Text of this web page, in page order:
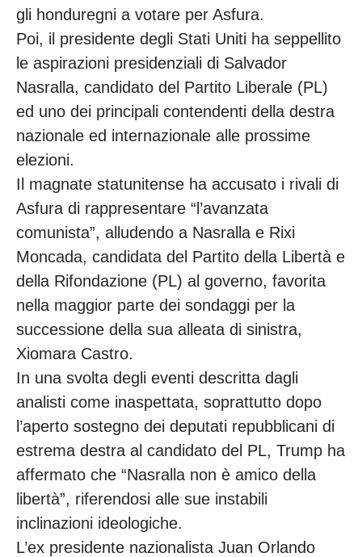
gli honduregni a votare per Asfura.
Poi, il presidente degli Stati Uniti ha seppellito
le aspirazioni presidenziali di Salvador
Nasralla, candidato del Partito Liberale (PL)
ed uno dei principali contendenti della destra
nazionale ed internazionale alle prossime
elezioni.
Il magnate statunitense ha accusato i rivali di
Asfura di rappresentare “l’avanzata
comunista”, alludendo a Nasralla e Rixi
Moncada, candidata del Partito della Libertà e
della Rifondazione (PL) al governo, favorita
nella maggior parte dei sondaggi per la
successione della sua alleata di sinistra,
Xiomara Castro.
In una svolta degli eventi descritta dagli
analisti come inaspettata, soprattutto dopo
l’aperto sostegno dei deputati repubblicani di
estrema destra al candidato del PL, Trump ha
affermato che “Nasralla non è amico della
libertà”, riferendosi alle sue instabili
inclinazioni ideologiche.
L’ex presidente nazionalista Juan Orlando